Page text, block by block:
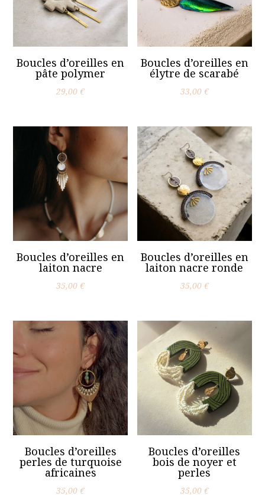
Boucles d’oreilles en
pâte polymer
29,00€
Boucles d’oreilles en
élytre de scarabé
33,00 €
Boucles d’oreilles en
laiton nacre
35,00€
Boucles d’oreilles en
laiton nacre ronde
35,00 €
Boucles d’oreilles
perles de turquoise
africaines
35,00€
Boucles d’oreilles
bois de noyer et
perles
35,00 €